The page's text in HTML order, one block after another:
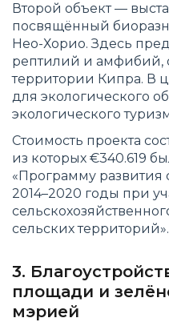
Второй объект —
посвящённый
Нео-Хорио. Здесь
рептилий и амфибий,
территории Кипра. В
для экологического
экологического
Стоимость проекта
из которых €340.619
«Программу развития
2014–2020 годы при
сельских территорий».
3.
площади и
мэрией